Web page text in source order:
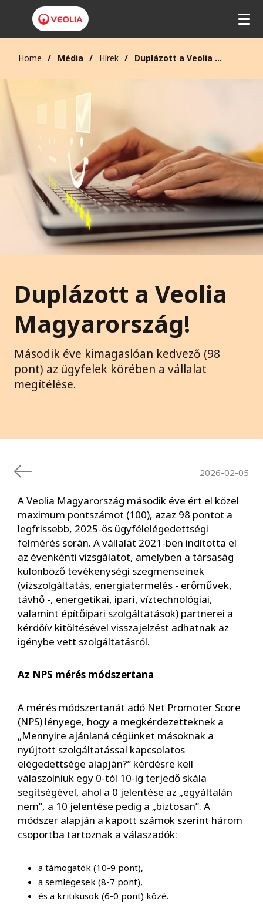
Home Média Hírek Duplázott a Veolia Magyarország!
Duplázott a Veolia
Magyarország!
Második éve kimagaslóan kedvező (98
pont) az ügyfelek körében a vállalat
megítélése.
2026-02-05
A Veolia Magyarország második éve ért el közel
maximum pontszámot (100), azaz 98 pontot a
legfrissebb, 2025-ös ügyfélelégedettségi
felmérés során. A vállalat 2021-ben indította el
az évenkénti vizsgálatot, amelyben a társaság
különböző tevékenységi szegmenseinek
(vízszolgáltatás, energiatermelés - erőművek,
távhő -, energetikai, ipari, víztechnológiai,
valamint építőipari szolgáltatások) partnerei a
kérdőív kitöltésével visszajelzést adhatnak az
igénybe vett szolgáltatásról.
Az NPS mérés módszertana
A mérés módszertanát adó Net Promoter Score
(NPS) lényege, hogy a megkérdezetteknek a
„Mennyire ajánlaná cégünket másoknak a
nyújtott szolgáltatással kapcsolatos
elégedettsége alapján?” kérdésre kell
válaszolniuk egy 0-tól 10-ig terjedő skála
segítségével, ahol a 0 jelentése az „egyáltalán
nem”, a 10 jelentése pedig a „biztosan”. A
módszer alapján a kapott számok szerint három
csoportba tartoznak a válaszadók:
a támogatók (10-9 pont),
a semlegesek (8-7 pont),
és a kritikusok (6-0 pont) közé.